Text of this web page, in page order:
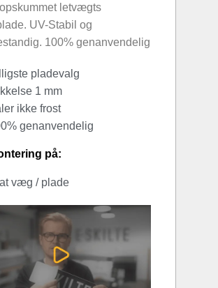
letvægts
UV-Stabil og
100% genanvendelig
pladevalg
1 mm
ikke frost
genanvendelig
på:
væg / plade